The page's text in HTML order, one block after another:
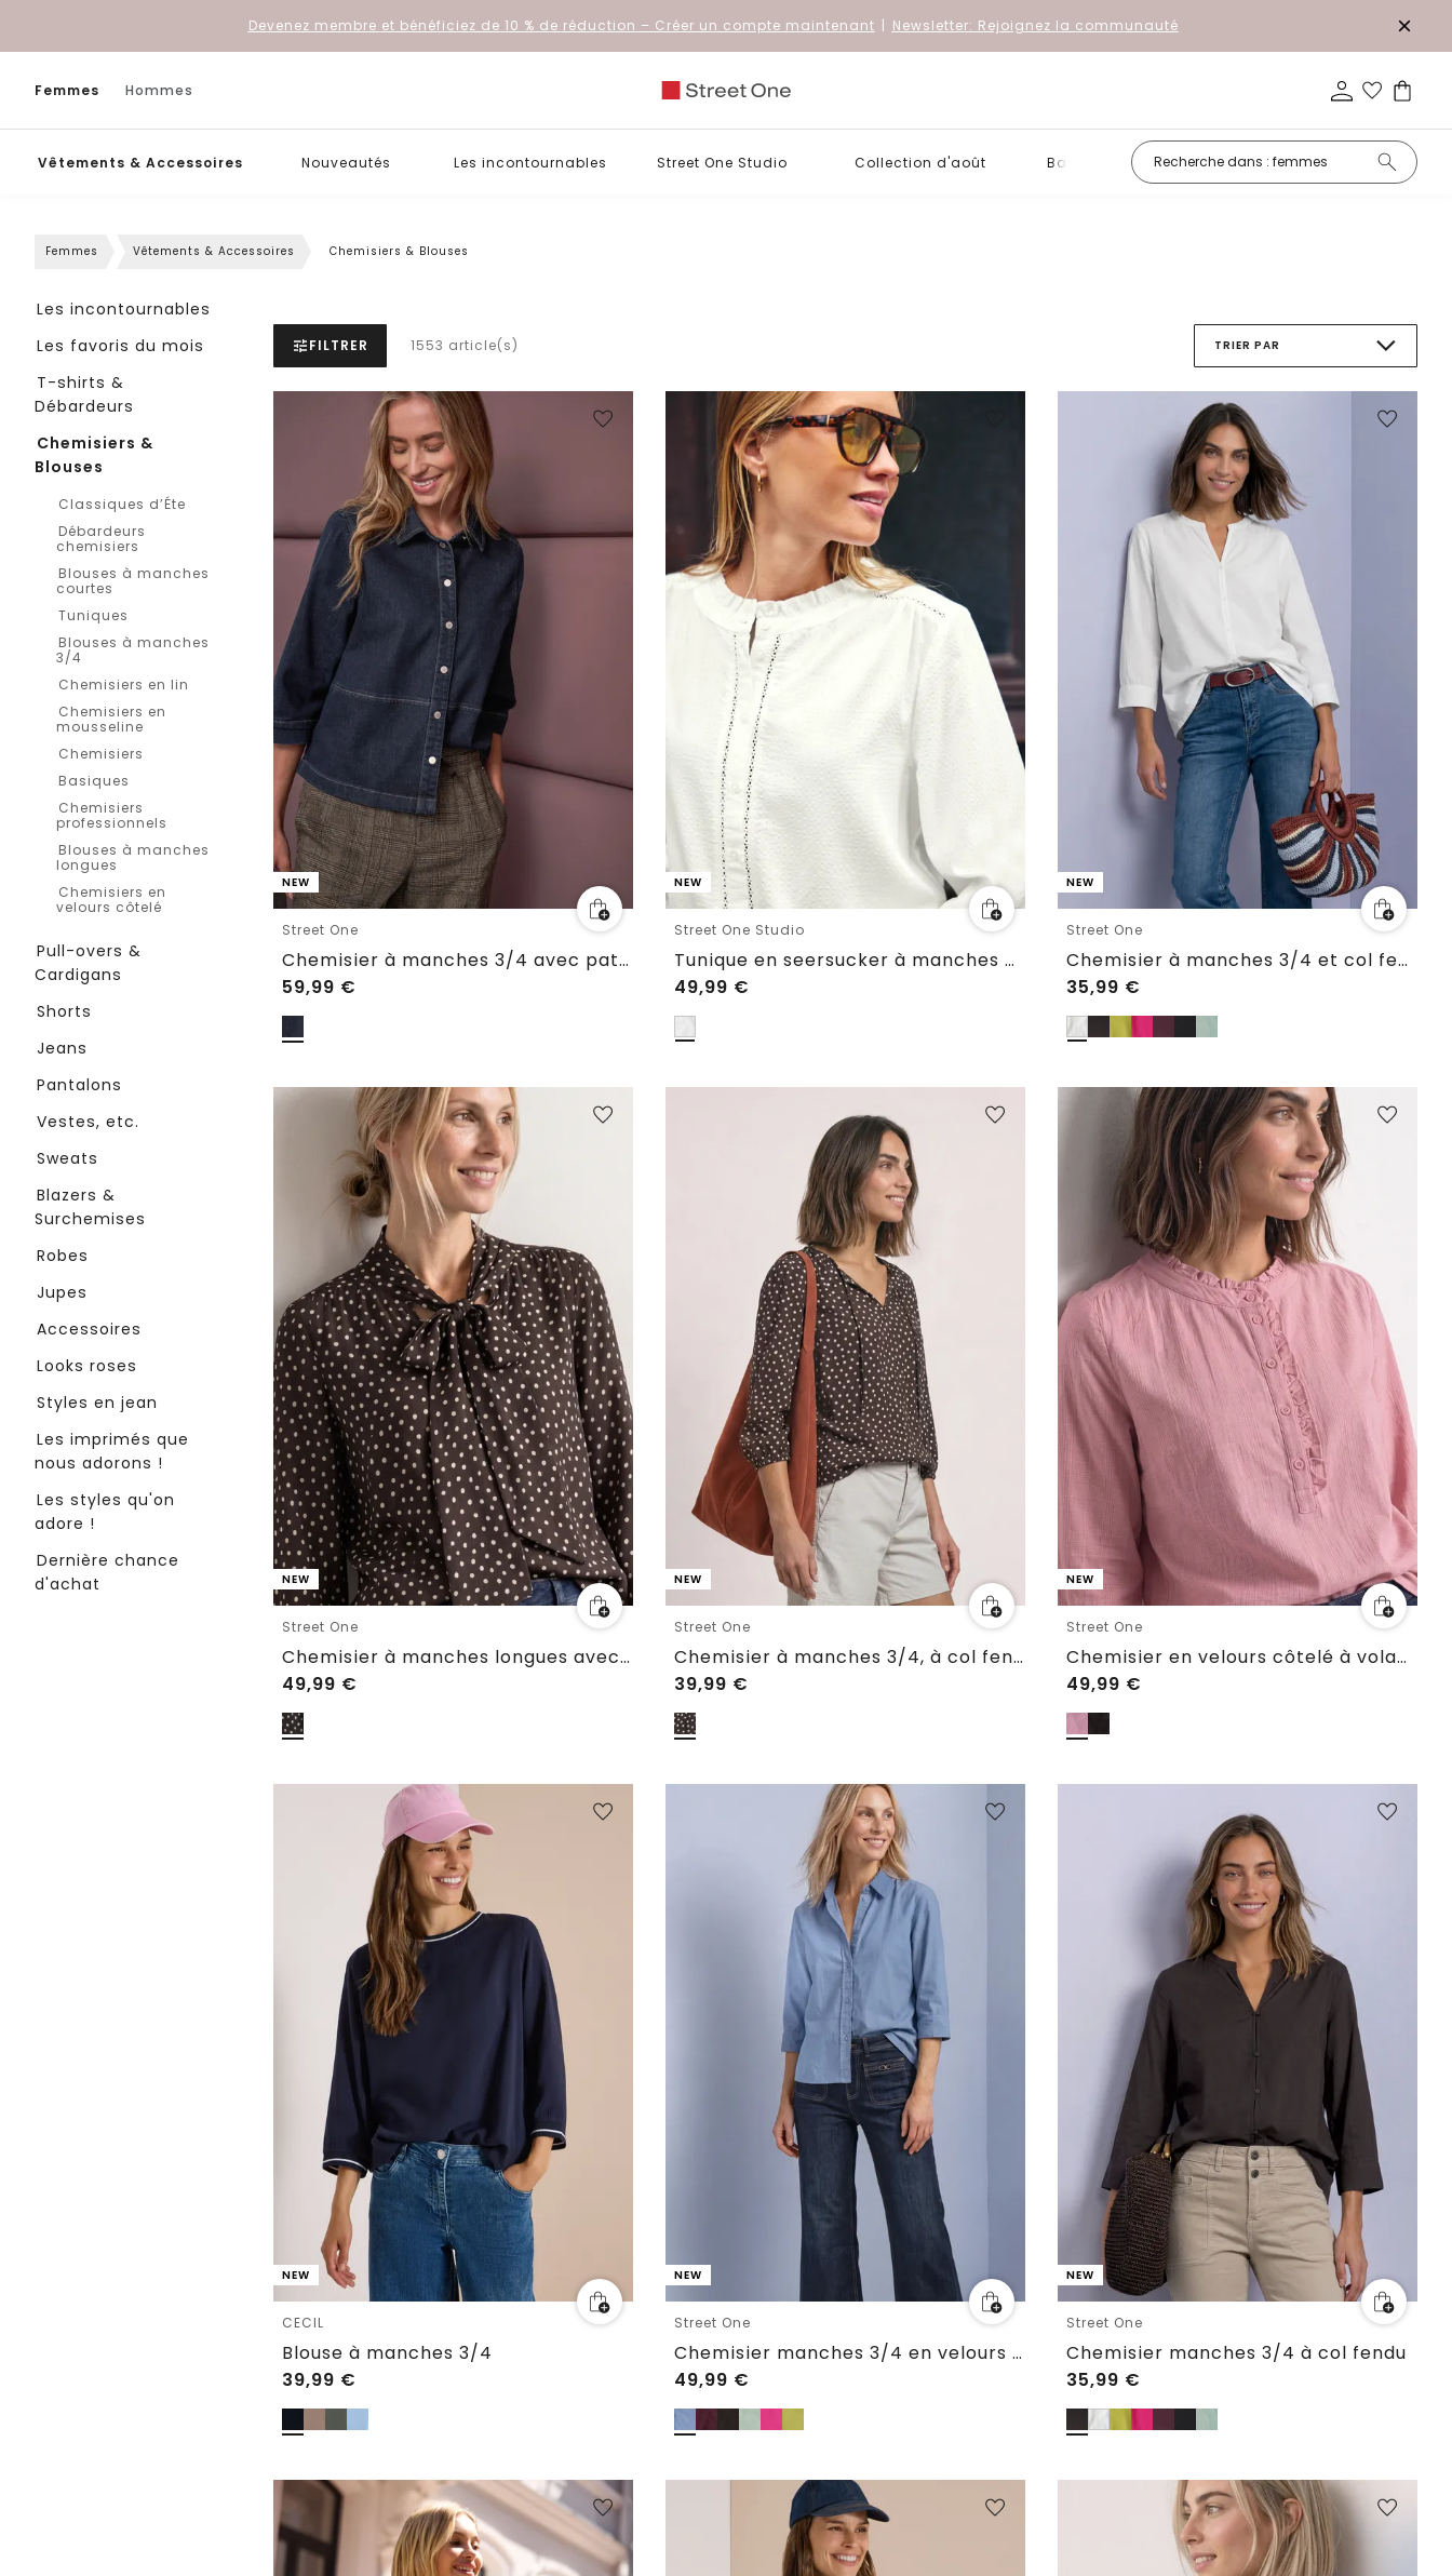
Devenez membre et bénéficiez de 10 % de réduction – Créer un compte maintenant | Newsletter: Rejoignez la communauté
Femmes Hommes
Vêtements & Accessoires Nouveautés Les incontournables Street One Studio Collection d'août Basiques Petits prix
Femmes Vêtements & Accessoires Chemisiers & Blouses
Les incontournables
Les favoris du mois
T-shirts &
Débardeurs
Chemisiers &
Blouses
Classiques d’Éte
Débardeurs
chemisiers
Blouses à manches
courtes
Tuniques
Blouses à manches
3/4
Chemisiers en lin
Chemisiers en
mousseline
Chemisiers
Basiques
Chemisiers
professionnels
Blouses à manches
longues
Chemisiers en
velours côtelé
Pull-overs &
Cardigans
Shorts
Jeans
Pantalons
Vestes, etc.
Sweats
Blazers &
Surchemises
Robes
Jupes
Accessoires
Looks roses
Styles en jean
Les imprimés que
nous adorons !
Les styles qu'on
adore !
Dernière chance
d'achat
FILTRER 1553 article(s) TRIER PAR
NEW
Street One
Chemisier à manches 3/4 avec patte de boutonnage
59,99 €
NEW
Street One Studio
Tunique en seersucker à manches 3/4 avec détails de ruban
49,99 €
NEW
Street One
Chemisier à manches 3/4 et col fendu
35,99 €
NEW
Street One
Chemisier à manches longues avec nœud décoratif
49,99 €
NEW
Street One
Chemisier à manches 3/4, à col fendu et rubans
39,99 €
NEW
Street One
Chemisier en velours côtelé à volants
49,99 €
NEW
CECIL
Blouse à manches 3/4
39,99 €
NEW
Street One
Chemisier manches 3/4 en velours côtelé texturé
49,99 €
NEW
Street One
Chemisier manches 3/4 à col fendu
35,99 €